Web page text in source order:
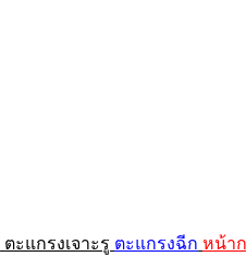
ตะแกรงเจาะรู ตะแกรงฉีก หน้า